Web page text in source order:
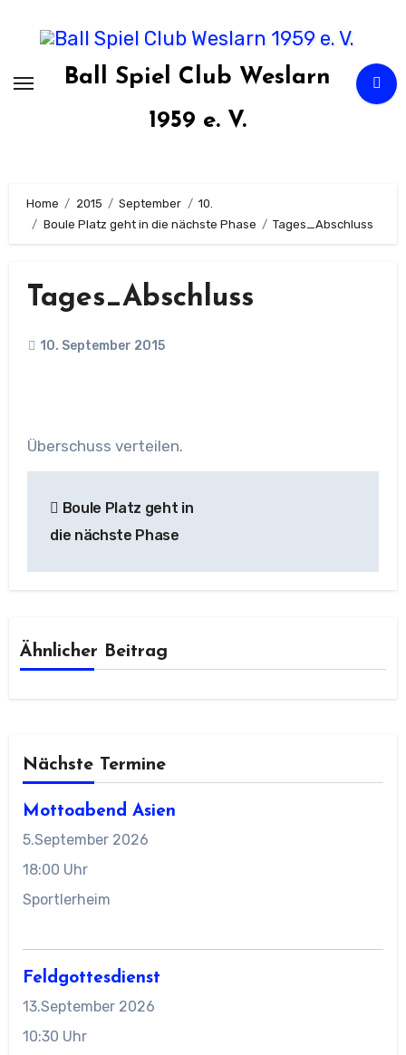
Ball Spiel Club Weslarn
1959 e. V.
Home 2015 September
10.
Boule Platz geht in die nächste Phase
Tages_Abschluss
Tages_Abschluss
10. September 2015
Überschuss verteilen.
Boule Platz geht in
die nächste Phase
Ähnlicher Beitrag
Nächste Termine
Mottoabend Asien
5.September 2026
18:00 Uhr
Sportlerheim
Feldgottesdienst
13.September 2026
10:30 Uhr